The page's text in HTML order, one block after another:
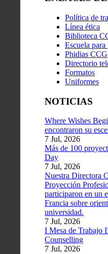
Política de
Línea ética
Biblioteca
Escuela para
Phidias CCG
Directorio
Formatos
Uniformes
NOTICIAS
Where Wishes
encontraron su
7 Jul, 2026
Más de 100
Day
7 Jul, 2026
Nuestra Directora
Proyección
participaron en un
Francia sobre
universidad.
7 Jul, 2026
I Mesa de Trabajo
Counselling
7 Jul, 2026